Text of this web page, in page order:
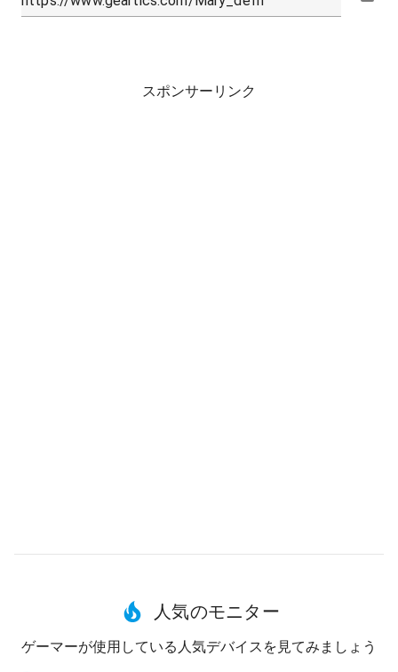
スポンサーリンク
人気のモニター
ゲーマーが使用している人気デバイスを見てみましょう